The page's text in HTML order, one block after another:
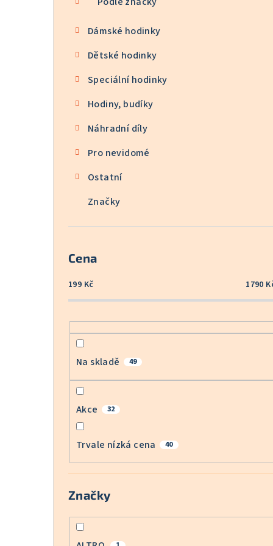
Dámské hodinky
Dětské hodinky
Speciální hodinky
Hodiny, budíky
Náhradní díly
Pro nevidomé
Ostatní
Značky
Cena
199 Kč 1790
Na skladě 49
Akce 32
Trvale nízká cena 40
Značky